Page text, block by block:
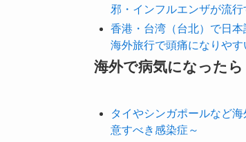
邪・インフルエンザが流
香港・台湾（台北）で日
海外旅行で頭痛になりやす
海外で病気になった
タイやシンガポールなど
意すべき感染症～